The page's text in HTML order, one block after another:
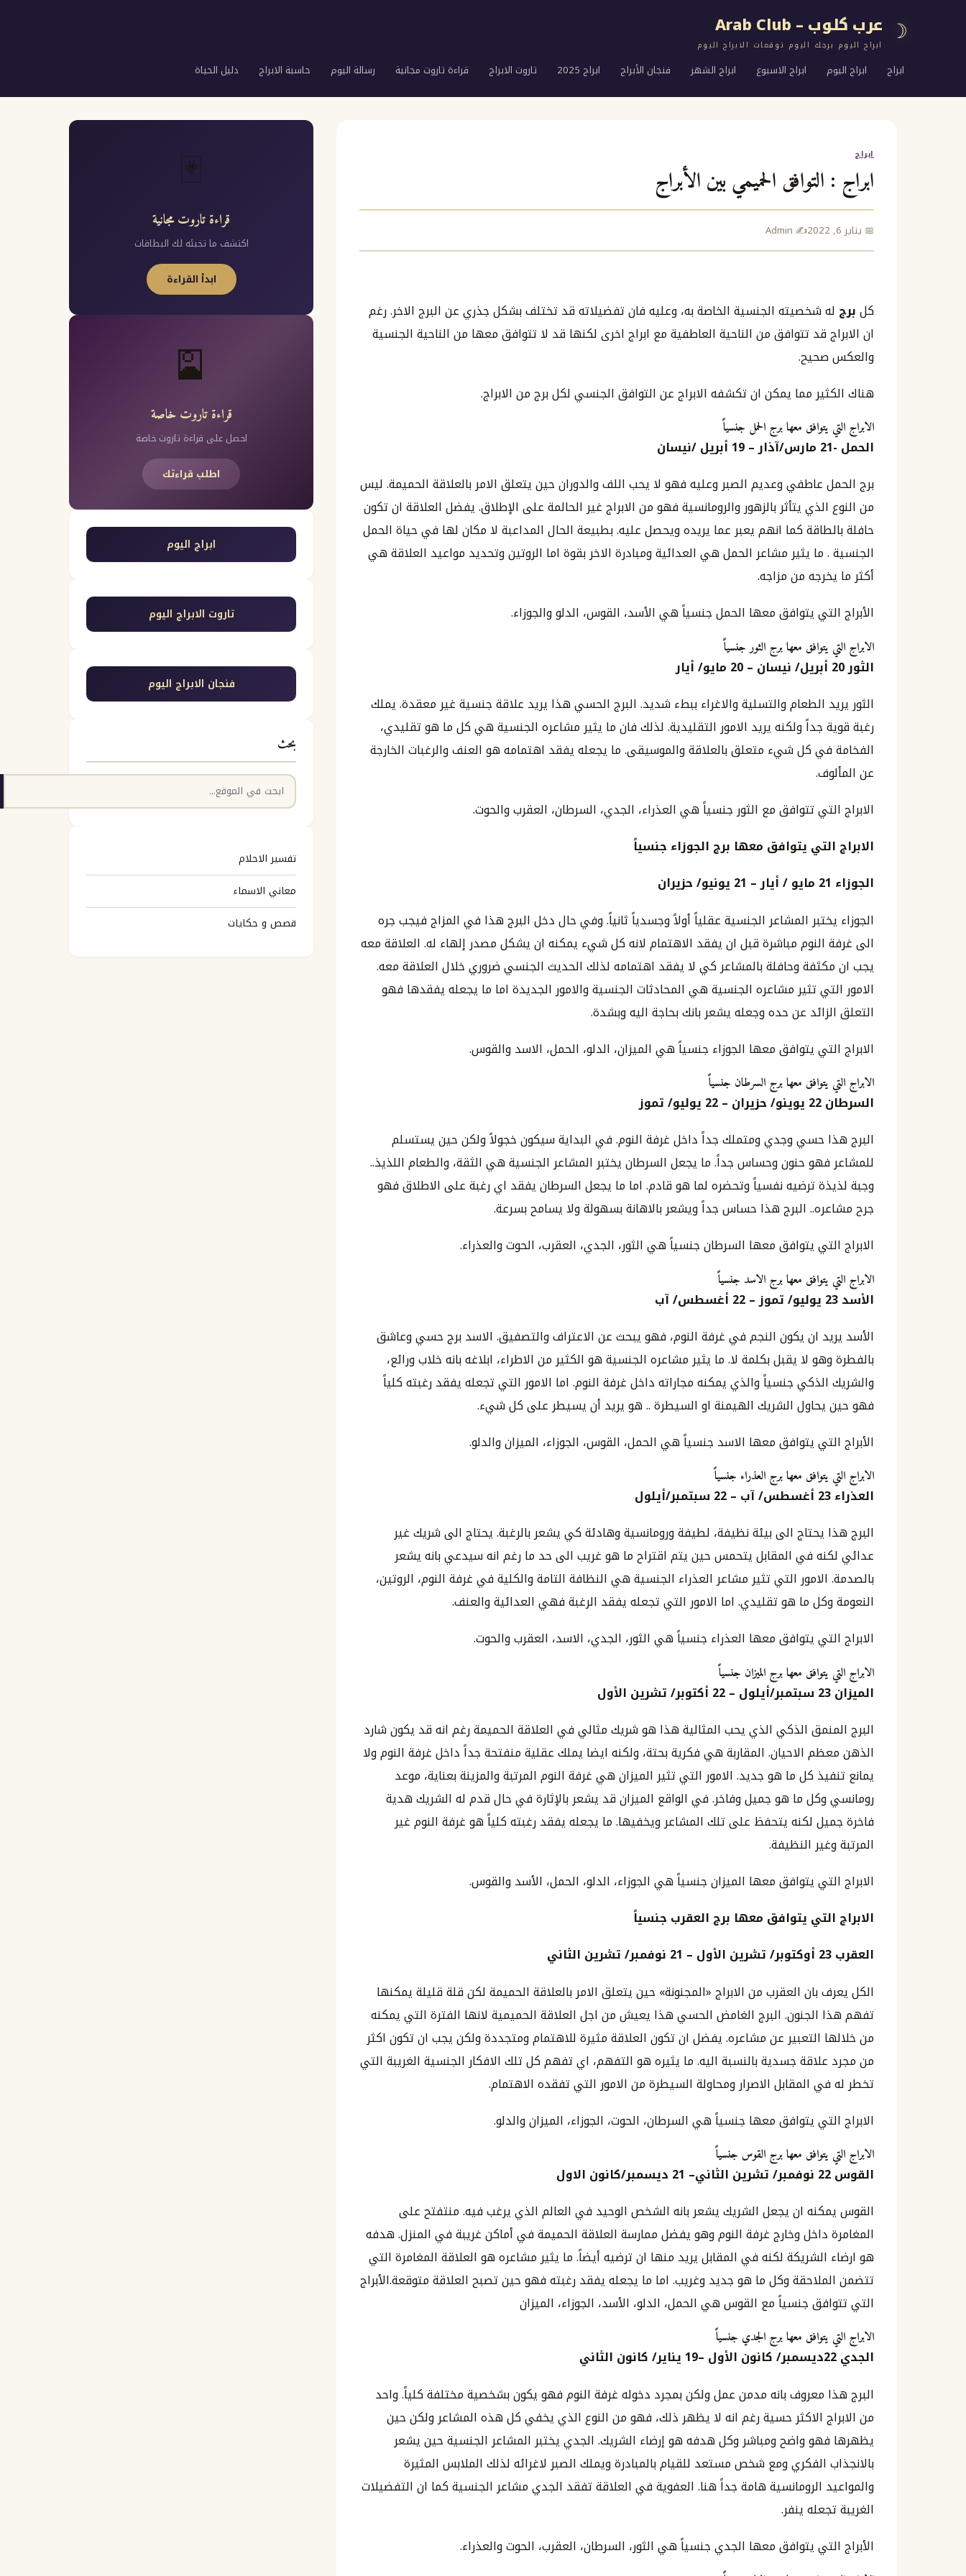
☽ عرب كلوب – Arab Club
ابراج اليوم برجك اليوم توقعات الابراج اليوم
ابراج ابراج اليوم ابراج الاسبوع ابراج الشهر فنجان الأبراج ابراج 2025 تاروت الابراج قراءة تاروت مجانية رسالة اليوم حاسبة الابراج دليل الحياة
ابراج
ابراج : التوافق الحميمي بين الأبراج
📅 يناير 6, 2022 ✍️ Admin
كلبرج له شخصيته الجنسية الخاصة به، وعليه فان تفضيلاته قد تختلف بشكل جذري عن البرج الاخر. رغم
ان الابراج قد تتوافق من الناحية العاطفية مع ابراج اخرى لكنها قد لا تتوافق معها من الناحية الجنسية
والعكس صحيح.
هناك الكثير مما يمكن ان تكشفه الابراج عن التوافق الجنسي لكل برج من الابراج.
الابراج التي يتوافق معها برج الحمل جنسياً
الحمل -21 مارس/آذار– 19 أبريل/نيسان
برج الحمل عاطفي وعديم الصبر وعليه فهو لا يحب اللف والدوران حين يتعلق الامر بالعلاقة الحميمة. ليس
من النوع الذي يتأثر بالزهور والرومانسية فهو من الابراج غير الحالمة على الإطلاق. يفضل العلاقة ان تكون
حافلة بالطاقة كما انهم يعبر عما يريده ويحصل عليه. بطبيعة الحال المداعبة لا مكان لها في حياة الحمل
الجنسية . ما يثير مشاعر الحمل هي العدائية ومبادرة الاخر بقوة اما الروتين وتحديد مواعيد العلاقة هي
أكثر ما يخرجه من مزاجه.
الأبراج التي يتوافق معها الحمل جنسياً هي الأسد، القوس، الدلو والجوزاء.
الابراج التي يتوافق معها برج الثور جنسياً
الثور20 أبريل/نيسان –
20 مايو/أيار
الثور يريد الطعام والتسلية والاغراء ببطء شديد. البرج الحسي هذا يريد علاقة جنسية غير معقدة. يملك
رغبة قوية جداً ولكنه يريد الامور التقليدية. لذلك فان ما يثير مشاعره الجنسية هي كل ما هو تقليدي،
الفخامة في كل شيء متعلق بالعلاقة والموسيقى. ما يجعله يفقد اهتمامه هو العنف والرغبات الخارجة
عن المألوف.
الابراج التي تتوافق مع الثور جنسياً هي العذراء، الجدي، السرطان، العقرب والحوت.
الابراج التي يتوافق معها برج الجوزاء جنسياً
الجوزاء 21 مايو/أيار–
21 يونيو/حزيران
الجوزاء يختبر المشاعر الجنسية عقلياً أولاً وجسدياً ثانياً. وفي حال دخل البرج هذا في المزاج فيجب جره
الى غرفة النوم مباشرة قبل ان يفقد الاهتمام لانه كل شيء يمكنه ان يشكل مصدر إلهاء له. العلاقة معه
يجب ان مكثفة وحافلة بالمشاعر كي لا يفقد اهتمامه لذلك الحديث الجنسي ضروري خلال العلاقة معه.
الامور التي تثير مشاعره الجنسية هي المحادثات الجنسية والامور الجديدة اما ما يجعله يفقدها فهو
التعلق الزائد عن حده وجعله يشعر بانك بحاجة اليه وبشدة.
الابراج التي يتوافق معها الجوزاء جنسياً هي الميزان، الدلو، الحمل، الاسد والقوس.
الابراج التي يتوافق معها برج السرطان جنسياً
السرطان22 يوينو/حزيران –
22 يوليو/تموز
البرج هذا حسي وجدي ومتملك جداً داخل غرفة النوم. في البداية سيكون خجولاً ولكن حين يستسلم
للمشاعر فهو حنون وحساس جداً. ما يجعل السرطان يختبر المشاعر الجنسية هي الثقة، والطعام اللذيذ..
وجبة لذيذة ترضيه نفسياً وتحضره لما هو قادم. اما ما يجعل السرطان يفقد اي رغبة على الاطلاق فهو
جرح مشاعره.. البرج هذا حساس جداً ويشعر بالاهانة بسهولة ولا يسامح بسرعة.
الابراج التي يتوافق معها السرطان جنسياً هي الثور، الجدي، العقرب، الحوت والعذراء.
الابراج التي يتوافق معها برج الاسد جنسياً
الأسد23 يوليو/تموز– 22 أغسطس/آب
الأسد يريد ان يكون النجم في غرفة النوم، فهو يبحث عن الاعتراف والتصفيق. الاسد برج حسي وعاشق
بالفطرة وهو لا يقبل بكلمة لا. ما يثير مشاعره الجنسية هو الكثير من الاطراء، ابلاغه بانه خلاب ورائع،
والشريك الذكي جنسياً والذي يمكنه مجاراته داخل غرفة النوم. اما الامور التي تجعله يفقد رغبته كلياً
فهو حين يحاول الشريك الهيمنة او السيطرة .. هو يريد أن يسيطر على كل شيء.
الأبراج التي يتوافق معها الاسد جنسياً هي الحمل، القوس، الجوزاء، الميزان والدلو.
الابراج التي يتوافق معها برج العذراء جنسياً
العذراء23 أغسطس/آب –
22 سبتمبر/أيلول
البرج هذا يحتاج الى بيئة نظيفة، لطيفة ورومانسية وهادئة كي يشعر بالرغبة. يحتاج الى شريك غير
عدائي لكنه في المقابل يتحمس حين يتم اقتراح ما هو غريب الى حد ما رغم انه سيدعي بانه يشعر
بالصدمة. الامور التي تثير مشاعر العذراء الجنسية هي النظافة التامة والكلية في غرفة النوم، الروتين،
النعومة وكل ما هو تقليدي. اما الامور التي تجعله يفقد الرغبة فهي العدائية والعنف.
الابراج التي يتوافق معها العذراء جنسياً هي الثور، الجدي، الاسد، العقرب والحوت.
الابراج التي يتوافق معها برج الميزان جنسياً
الميزان23 سبتمبر/أيلول –
22 أكتوبر/تشرين الأول
البرج المنمق الذكي الذي يحب المثالية هذا هو شريك مثالي في العلاقة الحميمة رغم انه قد يكون شارد
الذهن معظم الاحيان. المقاربة هي فكرية بحتة، ولكنه ايضا يملك عقلية منفتحة جداً داخل غرفة النوم ولا
يمانع تنفيذ كل ما هو جديد. الامور التي تثير الميزان هي غرفة النوم المرتبة والمزينة بعناية، موعد
رومانسي وكل ما هو جميل وفاخر. في الواقع الميزان قد يشعر بالإثارة في حال قدم له الشريك هدية
فاخرة جميل لكنه يتحفظ على تلك المشاعر ويخفيها. ما يجعله يفقد رغبته كلياً هو غرفة النوم غير
المرتبة وغير النظيفة.
الابراج التي يتوافق معها الميزان جنسياً هي الجوزاء، الدلو، الحمل، الأسد والقوس.
الابراج التي يتوافق معها برج العقرب جنسياً
العقرب23 أوكتوبر/تشرين الأول –
21 نوفمبر/تشرين الثاني
الكل يعرف بان العقرب من الابراج «المجنونة» حين يتعلق الامر بالعلاقة الحميمة لكن قلة قليلة يمكنها
تفهم هذا الجنون. البرج الغامض الحسي هذا يعيش من اجل العلاقة الحميمية لانها الفترة التي يمكنه
من خلالها التعبير عن مشاعره. يفضل ان تكون العلاقة مثيرة للاهتمام ومتجددة ولكن يجب ان تكون اكثر
من مجرد علاقة جسدية بالنسبة اليه. ما يثيره هو التفهم، اي تفهم كل تلك الافكار الجنسية الغريبة التي
تخطر له في المقابل الاصرار ومحاولة السيطرة من الامور التي تفقده الاهتمام.
الابراج التي يتوافق معها جنسياً هي السرطان، الحوت، الجوزاء، الميزان والدلو.
الابراج التي يتوافق معها برج القوس جنسياً
القوس22 نوفمبر/تشرين الثاني–
21 ديسمبر/‪كانون الاول
القوس يمكنه ان يجعل الشريك يشعر بانه الشخص الوحيد في العالم الذي يرغب فيه. منتفتح على
المغامرة داخل وخارج غرفة النوم وهو يفضل ممارسة العلاقة الحميمة في أماكن غريبة في المنزل. هدفه
هو ارضاء الشريكة لكنه في المقابل يريد منها ان ترضيه أيضاً. ما يثير مشاعره هو العلاقة المغامرة التي
تتضمن الملاحقة وكل ما هو جديد وغريب. اما ما يجعله يفقد رغبته فهو حين تصبح العلاقة متوقعة.الأبراج
التي تتوافق جنسياً مع القوس هي الحمل، الدلو، الأسد، الجوزاء، الميزان
الابراج التي يتوافق معها برج الجدي جنسياً
الجدي22ديسمبر/كانون الأول –
19 يناير/كانون الثاني
البرج هذا معروف بانه مدمن عمل ولكن بمجرد دخوله غرفة النوم فهو يكون بشخصية مختلفة كلياً. واحد
من الابراج الاكثر حسية رغم انه لا يظهر ذلك، فهو من النوع الذي يخفي كل هذه المشاعر ولكن حين
يظهرها فهو واضح ومباشر وكل هدفه هو إرضاء الشريك. الجدي يختبر المشاعر الجنسية حين يشعر
بالانجذاب الفكري ومع شخص مستعد للقيام بالمبادرة ويملك الصبر لاغرائه لذلك الملابس المثيرة
والمواعيد الرومانسية هامة جداً هنا. العفوية في العلاقة تفقد الجدي مشاعر الجنسية كما ان التفضيلات
الغريبة تجعله ينفر.
الأبراج التي يتوافق معها الجدي جنسياً هي الثور، السرطان، العقرب، الحوت والعذراء.
🃏
قراءة تاروت مجانية
اكتشف ما تخبئه لك البطاقات
ابدأ القراءة
🎴
قراءة تاروت خاصة
احصل على قراءة تاروت خاصة
اطلب قراءتك
ابراج اليوم
تاروت الابراج اليوم
فنجان الابراج اليوم
بحث
البحث
تفسير الاحلام
معاني الاسماء
قصص و حكايات